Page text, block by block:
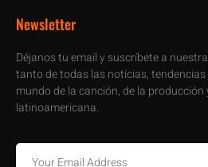
Newsletter
Déjanos tu email y suscríbete a
tanto de todas las noticias,
mundo de la canción, de la
latinoamericana.